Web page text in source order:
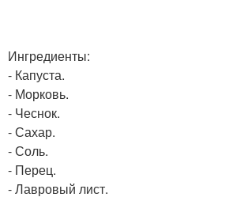
Ингредиенты:
- Капуста.
- Морковь.
- Чеснок.
- Сахар.
- Соль.
- Перец.
- Лавровый лист.